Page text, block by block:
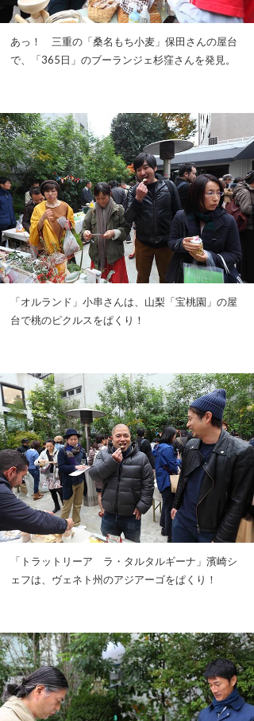
あっ！ 三重の「桑名もち小麦」保田さんの屋台
で、「365日」のブーランジェ杉窪さんを発見。
「オルランド」小串さんは、山梨「宝桃園」の屋
台で桃のピクルスをぱくり！
「トラットリーア ラ・タルタルギーナ」濱崎シ
ェフは、ヴェネト州のアジアーゴをぱくり！